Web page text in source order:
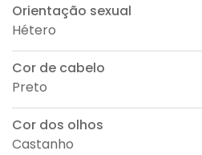
Orientação sexual
Hétero
Cor de cabelo
Preto
Cor dos olhos
Castanho